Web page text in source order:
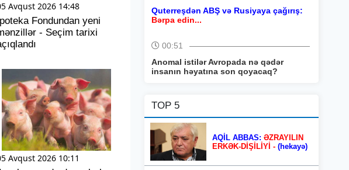
Avqust 2026 14:48
Fondundan yeni
- Seçim tarixi
Avqust 2026 10:11
Quterreşdən ABŞ və Rusiyaya çağırış:
Bərpa edin...
00:51
Anomal istilər Avropada nə qədər
insanın həyatına son qoyacaq?
TOP 5
AQİL ABBAS: ƏZRAYILIN
ERKƏK-DİŞİLİYİ - (hekayə)